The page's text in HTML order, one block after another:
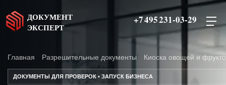
ДОКУМЕНТ
ЭКСПЕРТ
+7 495 231-03-29
Главная Разрешительные документы Киоска овощей и
ДОКУМЕНТЫ ДЛЯ ПРОВЕРОК • ЗАПУСК БИЗНЕСА